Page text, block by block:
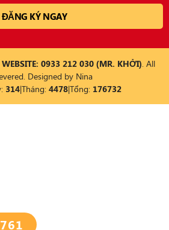
0933 212 030 (MR. KHỞI). All
Designed by Nina
314|Tháng: 4478|Tổng: 176732